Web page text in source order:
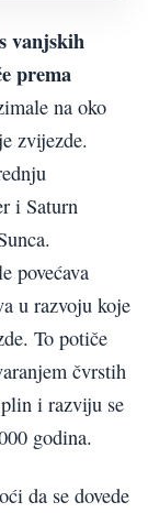
vanjskih
prema
na oko
zvijezde.
i Saturn
povećava
u razvoju koje
To potiče
čvrstih
i razviju se
godina.
da se dovede